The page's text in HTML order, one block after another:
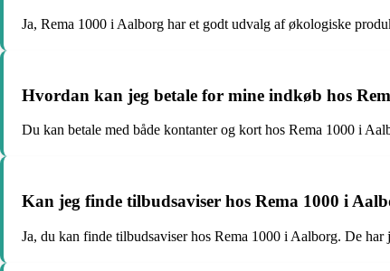
Ja, Rema 1000 i Aalborg har et godt udvalg af økologiske
Hvordan kan jeg betale for mine indkøb hos
Du kan betale med både kontanter og kort hos Rema 1000 i
Kan jeg finde tilbudsaviser hos Rema 1000 i
Ja, du kan finde tilbudsaviser hos Rema 1000 i Aalborg. De